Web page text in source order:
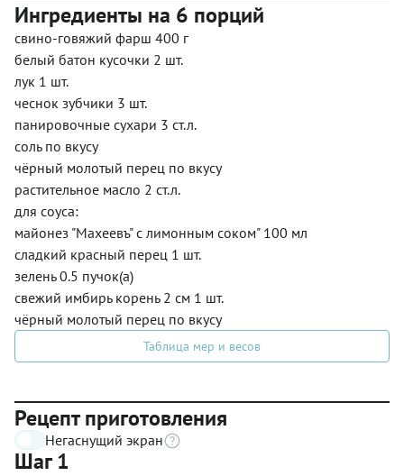
Ингредиенты на 6 порций
свино-говяжий фарш 400 г
белый батон кусочки 2 шт.
лук 1 шт.
чеснок зубчики 3 шт.
панировочные сухари 3 ст.л.
соль по вкусу
чёрный молотый перец по вкусу
растительное масло 2 ст.л.
для соуса:
майонез "Махеевъ" с лимонным соком" 100 мл
сладкий красный перец 1 шт.
зелень 0.5 пучок(а)
свежий имбирь корень 2 см 1 шт.
чёрный молотый перец по вкусу
Таблица мер и весов
Рецепт приготовления
Негаснущий экран
Шаг 1